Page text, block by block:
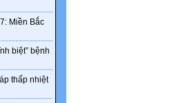
Miền Bắc
biệt” bệnh
thấp nhiệt